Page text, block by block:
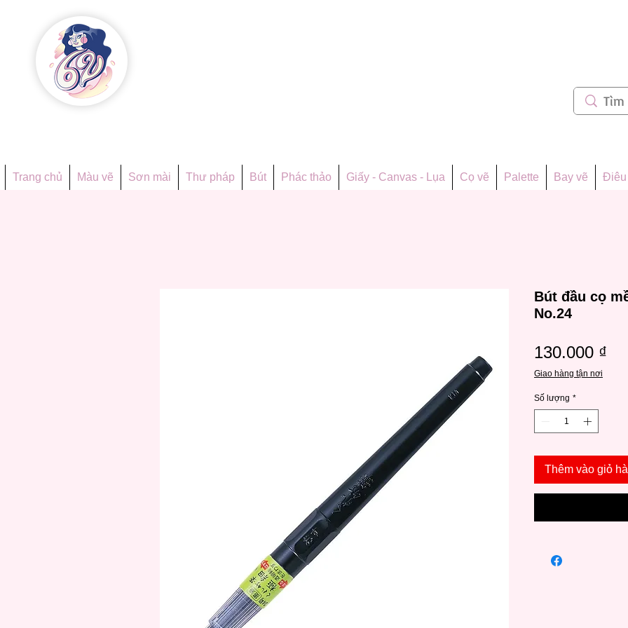
Trang chủ Màu vẽ Sơn mài Thư pháp Bút Phác thảo Giấy - Canvas - Lụa Cọ vẽ Palette Bay vẽ Điêu
Bút đầu cọ
No.24
130.000 ₫
Giao hàng tận nơi
Số lượng *
Thêm vào giỏ